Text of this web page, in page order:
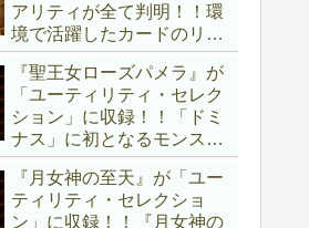
アリティが全て判明！！環
境で活躍したカードのリメ
イクが多数収録！！調整版
『墓穴の指名者』や「ドミ
ナス」の少女のカード化な
ど、注目要素が満載ですね
～。【遊戯王OCG】
『聖王女ローズパメラ』が
「ユーティリティ・セレク
ション」に収録！！「ドミ
ナス」に初となるモンスタ
ーが登場！！『聖王の粉
砕』や『列王詩篇』に描か
れていた少女で、実際にこ
『月女神の至天』が「ユー
ティリティ・セレクショ
ン」に収録！！『月女神の